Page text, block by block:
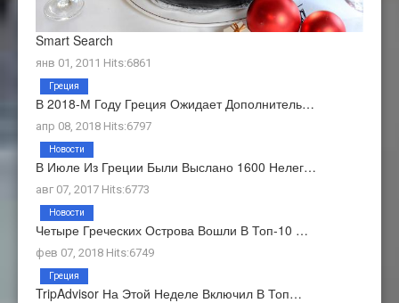
Smart Search
янв 01, 2011 Hits:6861
В 2018-М Году Греция Ожидает Дополнитель…
апр 08, 2018 Hits:6797
Греция
В Июле Из Греции Были Выслано 1600 Нелег…
авг 07, 2017 Hits:6773
Новости
Четыре Греческих Острова Вошли В Топ-10 …
фев 07, 2018 Hits:6749
Новости
TripAdvisor На Этой Неделе Включил В Топ…
Греция